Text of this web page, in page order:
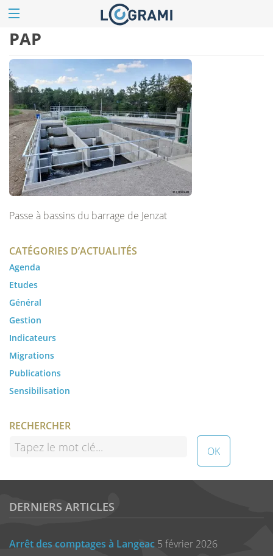
PAP
Passe à bassins du barrage de Jenzat
CATÉGORIES D’ACTUALITÉS
Agenda
Etudes
Général
Gestion
Indicateurs
Migrations
Publications
Sensibilisation
RECHERCHER
DERNIERS ARTICLES
Arrêt des comptages à Langeac 5 février 2026